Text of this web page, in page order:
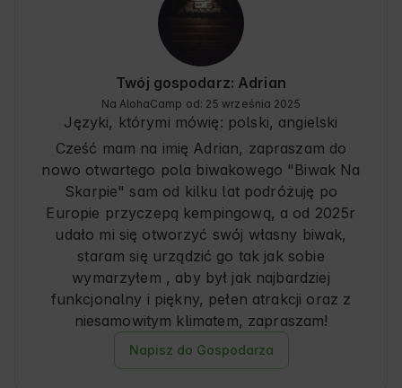
Twój gospodarz: Adrian
Na AlohaCamp od: 25 września 2025
Języki, którymi mówię: polski, angielski
Cześć mam na imię Adrian, zapraszam do
nowo otwartego pola biwakowego "Biwak Na
Skarpie" sam od kilku lat podróżuję po
Europie przyczepą kempingową, a od 2025r
udało mi się otworzyć swój własny biwak,
staram się urządzić go tak jak sobie
wymarzyłem , aby był jak najbardziej
funkcjonalny i piękny, pełen atrakcji oraz z
niesamowitym klimatem, zapraszam!
Napisz do Gospodarza